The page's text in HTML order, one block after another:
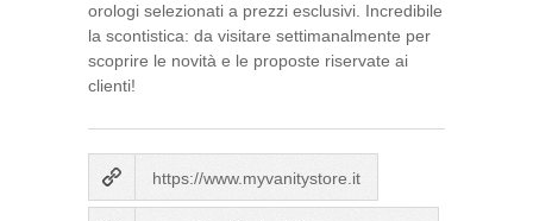
orologi selezionati a prezzi esclusivi. Incredibile
la scontistica: da visitare settimanalmente per
scoprire le novità e le proposte riservate ai
clienti!
https://www.myvanitystore.it